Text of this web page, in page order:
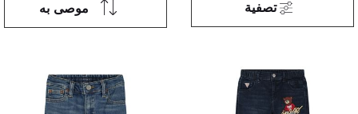
موصى به تصفية